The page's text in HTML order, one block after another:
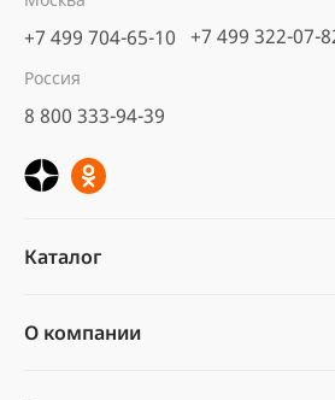
мульчирования 5-6 см.
Фото наших клиентов
+7 499 704-65-10 +7 499 322-07-
Россия
8 800 333-94-39
Каталог
О компании